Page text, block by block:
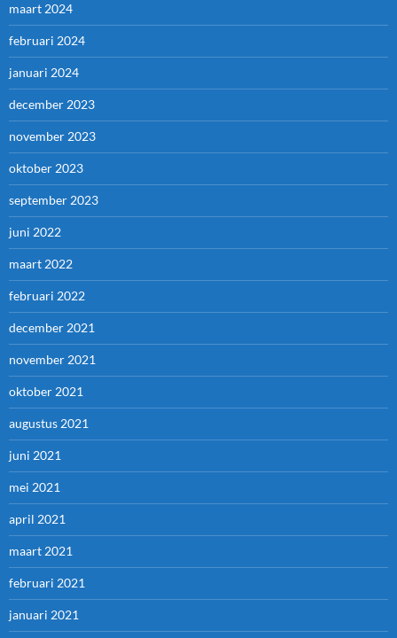
maart 2024
februari 2024
januari 2024
december 2023
november 2023
oktober 2023
september 2023
juni 2022
maart 2022
februari 2022
december 2021
november 2021
oktober 2021
augustus 2021
juni 2021
mei 2021
april 2021
maart 2021
februari 2021
januari 2021